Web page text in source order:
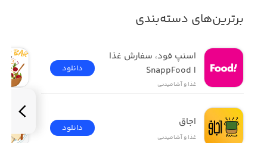
در محل به شما تحویل میدهیم.
برترین‌های دسته‌بندی
| SnappFood
غذا و آشامیدنی
دانلود
اجاق
غذا و آشامیدنی
دانلود